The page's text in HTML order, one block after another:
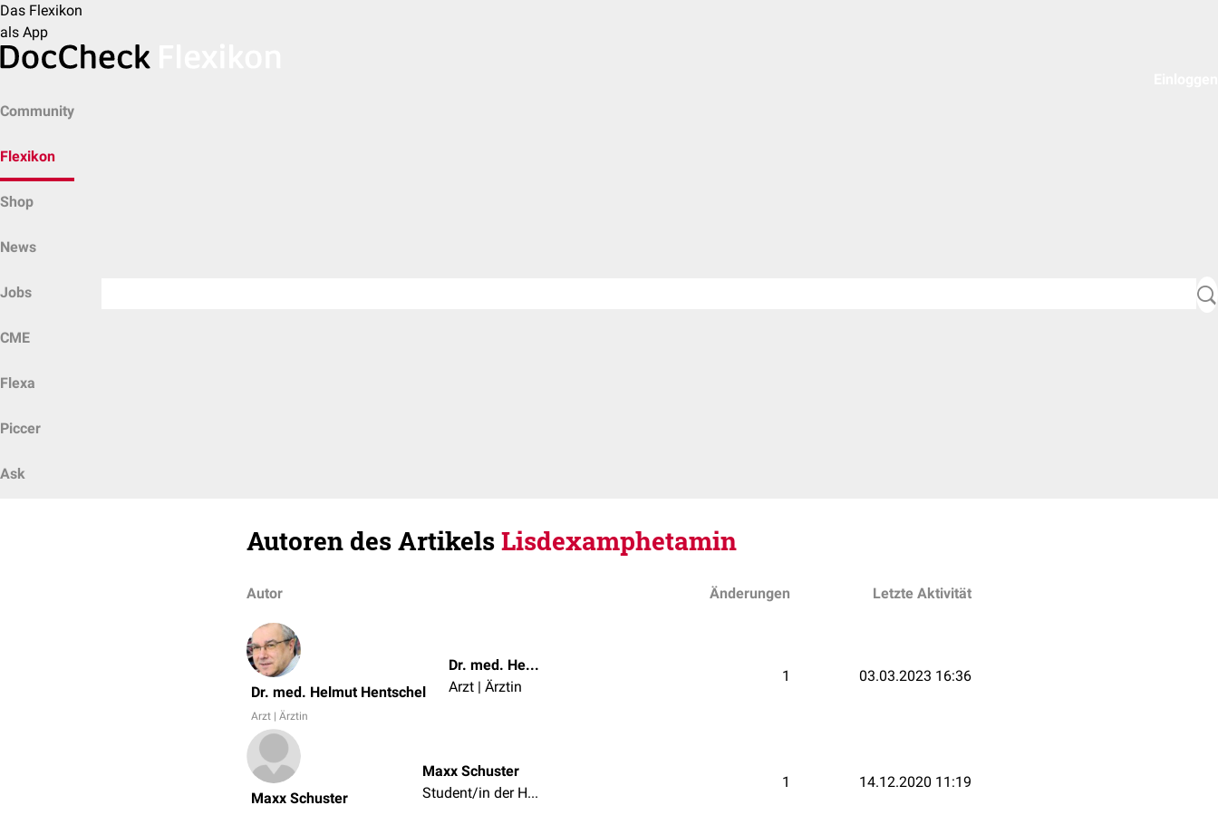
Das Flexikon
als App
Community
Flexikon
Shop
News
Jobs
CME
Flexa
Piccer
Ask
Autoren des ArtikelsLisdexamphetamin
Autor Änderungen Letzte Aktivität
Dr. med. Helmut Hentschel
Arzt | Ärztin
Dr. med. Helmut Hentschel
Arzt | Ärztin
1 03.03.2023 16:36
Maxx Schuster
Maxx Schuster
Student/in der Humanmedizin
1 14.12.2020 11:19